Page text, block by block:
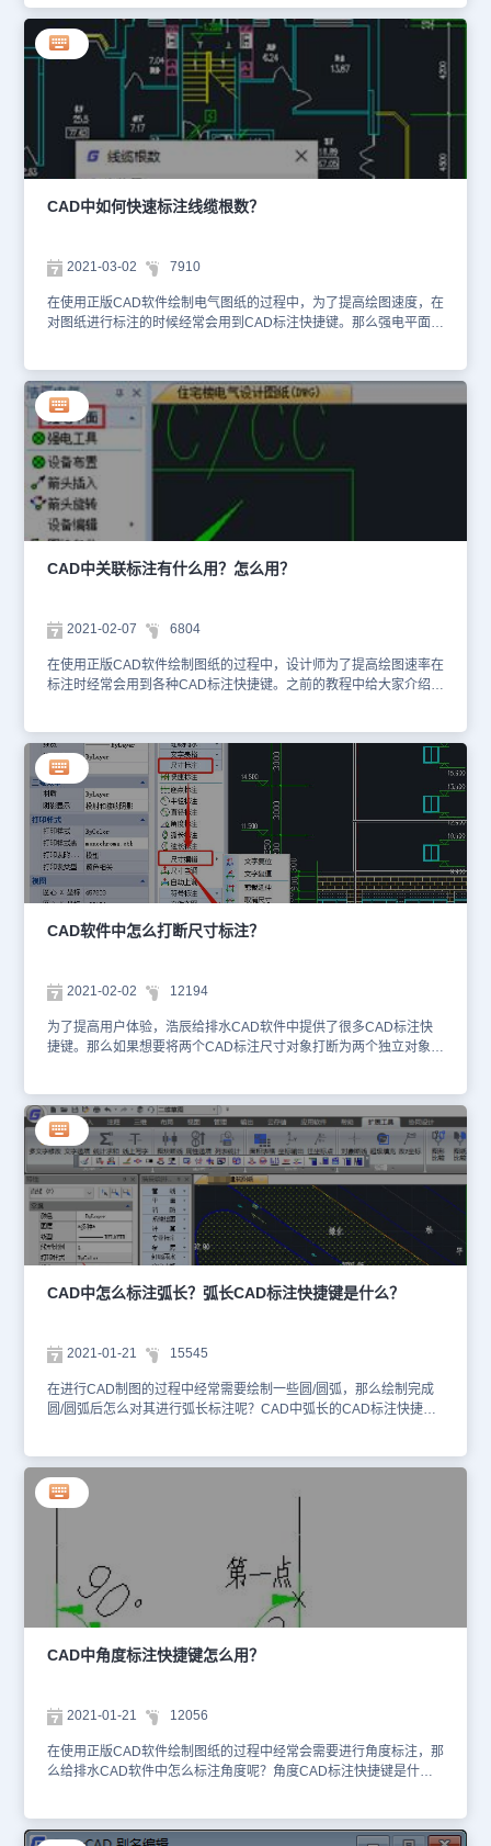
中心免费下载试用正版国产CAD软件！
给排水软件中的CAD图名标注的内容介绍，感兴趣的小伙伴可以简单
了解一下。CAD图名标注的使用技巧：浩辰CAD给排水软件中有很
多CAD标注快捷键，图标标注便是其中之一，其主要用于一个图形中
绘有多个图形或详图时，需要在每个图形下方标出该图的图名，并且
同时标注比例，比例变化时会自动调整其中文字的合理大小，“间距
系数”项，表示图名文字到比例文字间距的控制参数。首先打开浩辰
CAD给排水软件，然后找到并依次点击 [建筑设计]→ [符号标注]→[图
名标注]，单击菜单命令后，显示对话框：在对话框中编辑好图名内
容，选择合适的样式后，按命令行提示标注图名，图名和比例间距可
以在“设置帮助”菜单下的【图形设置】命令中预设，已有的间距可在
特性栏中修改“间距系数”进行调整，该系数为图名字高的倍数。双击
入在位编辑修改文字，移动图名标注夹点设在对象中间，可以用捕捉
对齐图形中心线获得良好效果。通过本篇教程对CAD标注快捷键中
CAD图名标注的相关介绍，相信各位小伙伴看完本篇教程对浩辰
CAD给排水软件中的图名标注也有了一定的了解，想要掌握更多
CAD中如何快速标注线缆根数？
2021-03-02 7910
在使用正版CAD软件绘制电气图纸的过程中，为了提高绘图速度，在
对图纸进行标注的时候经常会用到CAD标注快捷键。那么强电平面设
注的相关操作技巧。CAD中根数标注的使用：浩辰CAD电气软件的
强电平面中【根数标注】功能的主要作用是标注或修改线缆的根数。
下面给各位小伙伴分享一下CAD标注快捷键之根数标注的具体操作步
骤：首先打开浩辰CAD电气软件，然后依次点击【平面设计】→【强
电平面】→【根数标注】。如下图所示：执行命令后即可调出【线缆
根数】对话框。如下图所示：若大量导线根数一致，则不选“手动指
定根数”，即可框选多根导线标注为同一根数。若导线根数各不相
同，则选中“手动指定根数”，此时在键盘中直接输入对应数字，即可
在图面标注相应的根数，切换起来非常方便。以上就是小编给大家整
理的正版CAD软件——浩辰CAD电气软件中CAD标注快捷键之线缆
根数标注的相关操作技巧，各位小伙伴在绘制图纸时如果需要进行标
CAD中关联标注有什么用？怎么用？
2021-02-07 6804
在使用正版CAD软件绘制图纸的过程中，设计师为了提高绘图速率在
标注时经常会用到各种CAD标注快捷键。之前的教程中给大家介绍了
——浩辰CAD电气软件中关联标注的作用以及使用技巧。CAD标注
快捷键：关联标注的作用 浩辰CAD电气软件中【关联标注】命令主
要用于解决复制粘贴线缆及标注后，再使用浩辰删除线缆无法删除标
注的情况。CAD标注快捷键：关联标注的使用 首先打开浩辰CAD电
气软件，然后找到并依次点击【平面设计】→【强电平面】→【线缆
编辑】→【关联标注】。如下图所示： 使用浩辰CAD软件中的线缆
编辑功能删除线缆及其根数标注，可以同时完成，如果线缆根数标注
完以后，执行复制粘贴命令，这时候标注和电缆就没有联系了，使用
浩辰功能删除电缆的时候标注是删不掉的，执行关联标注以后等于给
他们建立了关系。可以再次一同删除电缆及标注。上述CAD教程中小
编给大家分享了正版CAD软件——浩辰CAD电气软件中关联标注的
到关联标注功能可以参考本篇教程来操作，更多相关CAD教程请持续
关注浩辰CAD软件官网教程专区。
CAD软件中怎么打断尺寸标注？
2021-02-02 12194
为了提高用户体验，浩辰给排水CAD软件中提供了很多CAD标注快
捷键。那么如果想要将两个CAD标注尺寸对象打断为两个独立对象该
令的相关使用技巧吧！CAD中打断尺寸标注的方法： 浩辰给排水
CAD软件中如果想要将两个CAD标注尺寸对象打断为两个独立对象
可以使用【尺寸打断】CAD标注快捷键命令，其主要作用是把整体的
浩辰自定义尺寸标注对象在指定的尺寸界线上打断，成为两段互相独
立的尺寸标注对象，可以各自拖动夹点、移动和复制。在浩辰给排水
CAD软件中打开图纸，然后依次点击菜单位置：[室内设计]→ [尺寸标
注] → [尺寸编辑] → [尺寸打断]。如下图所示： 单击菜单命令或者是
在命令行输入【尺寸打断】CAD标注快捷键命令：IcDimBreak后，
命令行提示：请在要打断的一侧点取尺寸线<退出>:在要打断的位置
点取尺寸线，系统随即打断尺寸线，选择预览尺寸线可见已经是两个
独立对象。到这里关于正版CAD软件——浩辰给排水CAD软件中尺
呢？所以各位小伙伴一定要熟练掌握CAD标注快捷键的使用哦~更多
相关CAD标注快捷键命令的使用技巧请访问浩辰CAD软件官网教程
专区查看！
CAD中怎么标注弧长？弧长CAD标注快捷键是什么？
2021-01-21 15545
在进行CAD制图的过程中经常需要绘制一些圆/圆弧，那么绘制完成
圆/圆弧后怎么对其进行弧长标注呢？CAD中弧长的CAD标注快捷键
的使用技巧吧！CAD中弧长标注的操作步骤：浩辰给排水CAD软件
中弧长的CAD标注快捷键是：HCBZ，主要作用是以国家建筑制图标
准规定的弧长标注画法分段标注弧长，保持整体的一个角度标注对
长CAD标注快捷键：HCBZ，按回车键确认；或者是找到菜单位置：
[室内设计]→[尺寸标注] → [弧长标注]。如下图所示：单击菜单命令
后，命令行提示：请选择要标注的弧段<退出>: 点取准备标注的弧
墙、弧线请点取尺寸线位置或 [更正尺寸线方向(D)]<退出>: 类似逐点
标注，拖动到标注的最终位置，或键入 D 选取线或墙对象用于确定
尺寸线方向。请输入其他标注点或 [撤消上一标注点(U)]<结束>: 继续
点取其他标注点，并可以回退。…… 请输入其他标注点或 [撤消上一
制图软件——浩辰给排水CAD软件中CAD标注快捷键之弧长标注功
能的使用技巧，各位小伙伴都学会了吗？在以后的CAD制图工作中可
以参考本篇教程来进行弧长标注，更多相关CAD标注快捷键教程请关
注浩辰CAD软件官网教程专区哦！
CAD中角度标注快捷键怎么用？
2021-01-21 12056
在使用正版CAD软件绘制图纸的过程中经常会需要进行角度标注，那
么给排水CAD软件中怎么标注角度呢？角度CAD标注快捷键是什
CAD中角度标注快捷键的使用：浩辰给排水CAD软件中角度标注的